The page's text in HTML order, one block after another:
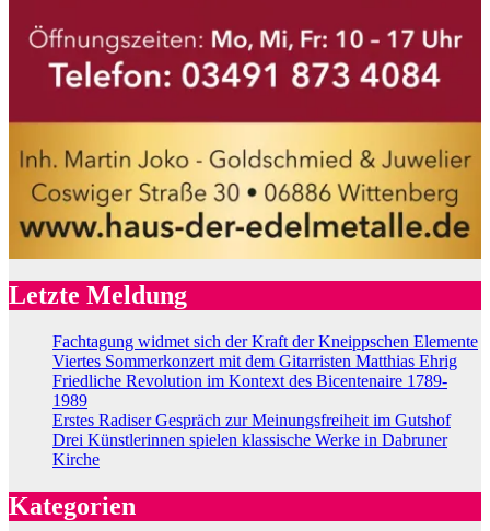
Letzte Meldung
Fachtagung widmet sich der Kraft der Kneippschen Elemente
Viertes Sommerkonzert mit dem Gitarristen Matthias Ehrig
Friedliche Revolution im Kontext des Bicentenaire 1789-
1989
Erstes Radiser Gespräch zur Meinungsfreiheit im Gutshof
Drei Künstlerinnen spielen klassische Werke in Dabruner
Kirche
Kategorien